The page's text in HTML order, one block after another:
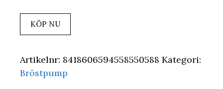
KÖP NU
Artikelnr: 8418606594558550588 Kategori:
Bröstpump